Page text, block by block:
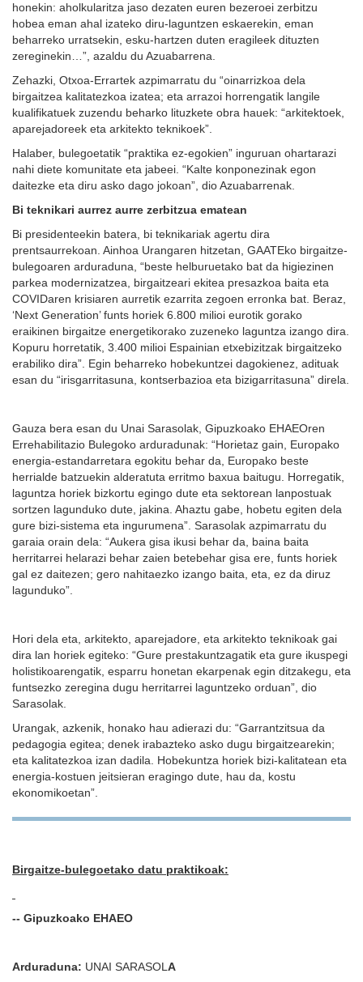
honekin: aholkularitza jaso dezaten euren bezeroei zerbitzu
hobea eman ahal izateko diru-laguntzen eskaerekin, eman
beharreko urratsekin, esku-hartzen duten eragileek dituzten
zereginekin…”, azaldu du Azuabarrena.
Zehazki, Otxoa-Errartek azpimarratu du “oinarrizkoa dela
birgaitzea kalitatezkoa izatea; eta arrazoi horrengatik langile
kualifikatuek zuzendu beharko lituzkete obra hauek: “arkitektoek,
aparejadoreek eta arkitekto teknikoek”.
Halaber, bulegoetatik “praktika ez-egokien” inguruan ohartarazi
nahi diete komunitate eta jabeei. “Kalte konponezinak egon
daitezke eta diru asko dago jokoan”, dio Azuabarrenak.
Bi teknikari aurrez aurre zerbitzua ematean
Bi presidenteekin batera, bi teknikariak agertu dira
prentsaurrekoan. Ainhoa Urangaren hitzetan, GAATEko birgaitze-
bulegoaren arduraduna, “beste helburuetako bat da higiezinen
parkea modernizatzea, birgaitzeari ekitea presazkoa baita eta
COVIDaren krisiaren aurretik ezarrita zegoen erronka bat. Beraz,
‘Next Generation’ funts horiek 6.800 milioi eurotik gorako
eraikinen birgaitze energetikorako zuzeneko laguntza izango dira.
Kopuru horretatik, 3.400 milioi Espainian etxebizitzak birgaitzeko
erabiliko dira”. Egin beharreko hobekuntzei dagokienez, adituak
esan du “irisgarritasuna, kontserbazioa eta bizigarritasuna” direla.
Gauza bera esan du Unai Sarasolak, Gipuzkoako EHAEOren
Errehabilitazio Bulegoko arduradunak: “Horietaz gain, Europako
energia-estandarretara egokitu behar da, Europako beste
herrialde batzuekin alderatuta erritmo baxua baitugu. Horregatik,
laguntza horiek bizkortu egingo dute eta sektorean lanpostuak
sortzen lagunduko dute, jakina. Ahaztu gabe, hobetu egiten dela
gure bizi-sistema eta ingurumena”. Sarasolak azpimarratu du
garaia orain dela: “Aukera gisa ikusi behar da, baina baita
herritarrei helarazi behar zaien betebehar gisa ere, funts horiek
gal ez daitezen; gero nahitaezko izango baita, eta, ez da diruz
lagunduko”.
Hori dela eta, arkitekto, aparejadore, eta arkitekto teknikoak gai
dira lan horiek egiteko: “Gure prestakuntzagatik eta gure ikuspegi
holistikoarengatik, esparru honetan ekarpenak egin ditzakegu, eta
funtsezko zeregina dugu herritarrei laguntzeko orduan”, dio
Sarasolak.
Urangak, azkenik, honako hau adierazi du: “Garrantzitsua da
pedagogia egitea; denek irabazteko asko dugu birgaitzearekin;
eta kalitatezkoa izan dadila. Hobekuntza horiek bizi-kalitatean eta
energia-kostuen jeitsieran eragingo dute, hau da, kostu
ekonomikoetan”.
Birgaitze-bulegoetako datu praktikoak:
-- Gipuzkoako EHAEO
Arduraduna: UNAI SARASOL A